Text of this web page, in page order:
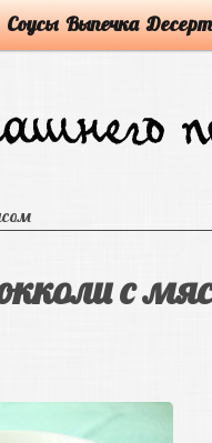
Соусы Выпечка
с